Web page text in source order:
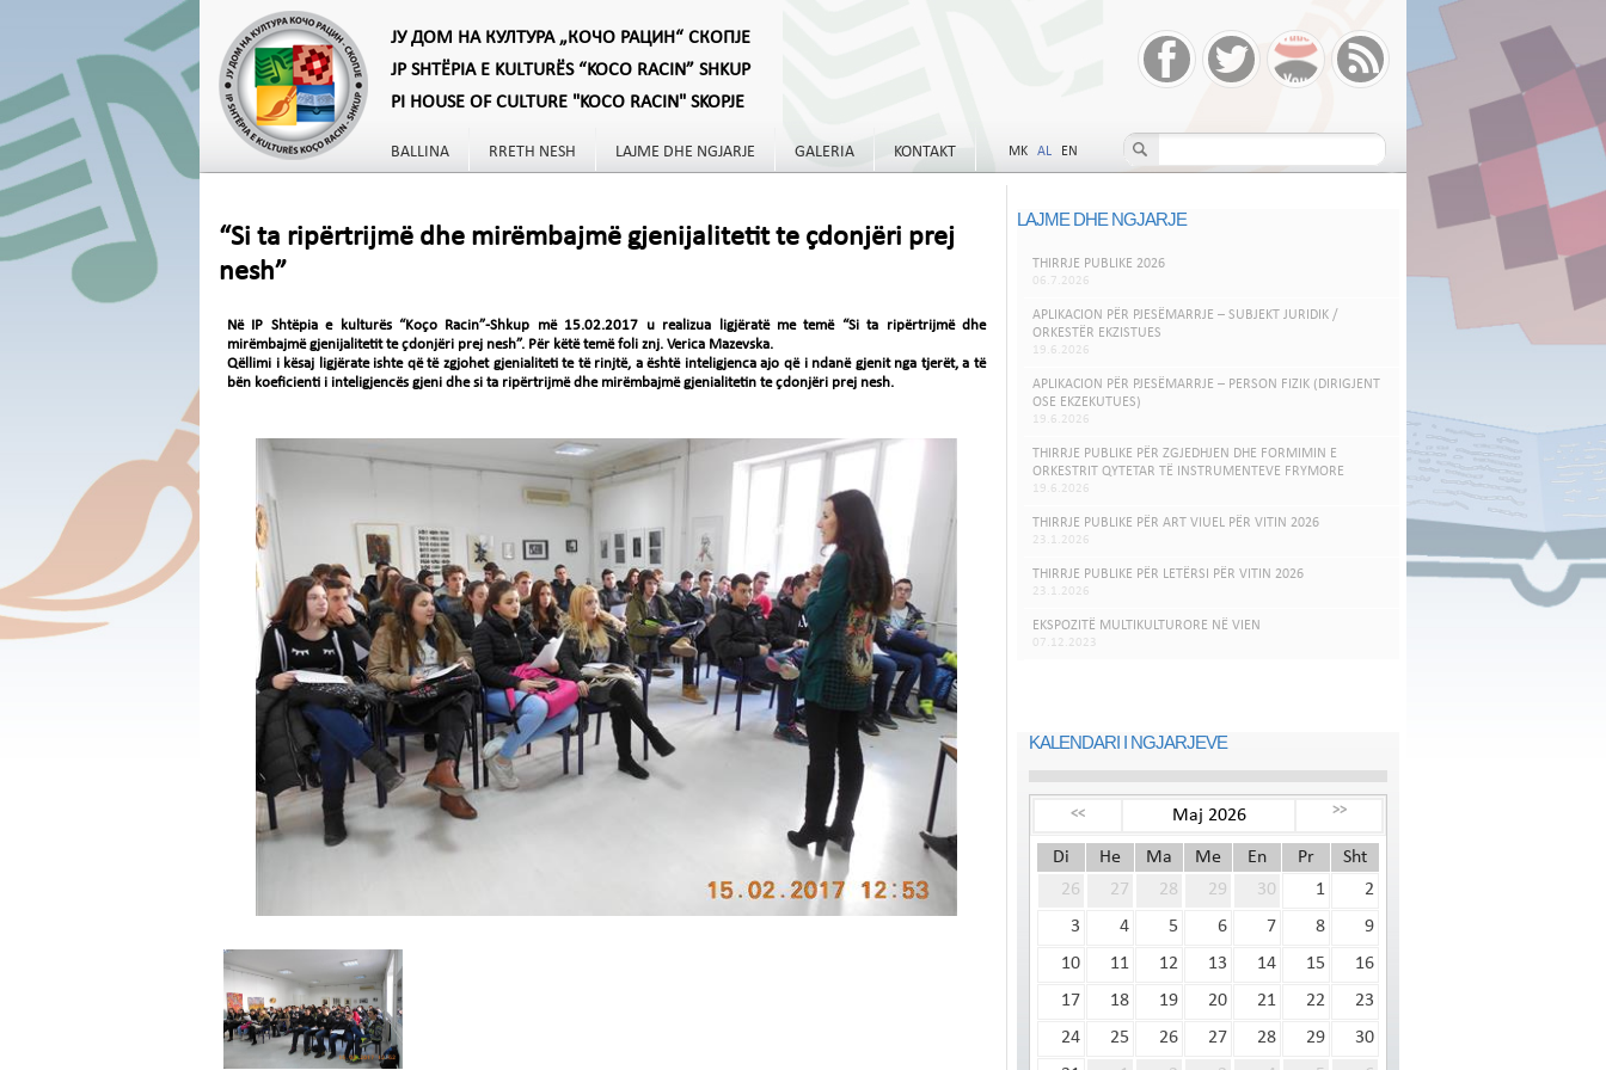
ЈУ ДОМ НА КУЛТУРА „КОЧО РАЦИН“ СКОПЈЕ
JP SHTËPIA E KULTURËS “KOCO RACIN” SHKUP
PI HOUSE OF CULTURE "KOCO RACIN" SKOPJE
BALLINA RRETH NESH LAJME DHE NGJARJE GALERIA KONTAKT MK AL EN
“Si ta ripërtrijmë dhe mirëmbajmë gjenijalitetit te çdonjëri prej
nesh”
Në IP Shtëpia e kulturës “Koço Racin”-Shkup më 15.02.2017 u realizua ligjëratë me temë “Si ta ripërtrijmë dhe
mirëmbajmë gjenijalitetit te çdonjëri prej nesh”. Për këtë temë foli znj. Verica Mazevska.
Qëllimi i kësaj ligjërate ishte që të zgjohet gjenialiteti te të rinjtë, a është inteligjenca ajo që i ndanë gjenit nga tjerët, a të
bën koeficienti i inteligjencës gjeni dhe si ta ripërtrijmë dhe mirëmbajmë gjenialitetin te çdonjëri prej nesh.
LAJME DHE NGJARJE
THIRRJE PUBLIKE 2026
06.7.2026
APLIKACION PËR PJESËMARRJE – SUBJEKT JURIDIK /
ORKESTËR EKZISTUES
19.6.2026
APLIKACION PËR PJESËMARRJE – PERSON FIZIK (DIRIGJENT
OSE EKZEKUTUES)
19.6.2026
THIRRJE PUBLIKE PËR ZGJEDHJEN DHE FORMIMIN E
ORKESTRIT QYTETAR TË INSTRUMENTEVE FRYMORE
19.6.2026
THIRRJE PUBLIKE PËR ART VIUEL PËR VITIN 2026
23.1.2026
THIRRJE PUBLIKE PËR LETËRSI PËR VITIN 2026
23.1.2026
EKSPOZITË MULTIKULTURORE NË VIEN
07.12.2023
KALENDARI I NGJARJEVE
<< Maj 2026 >>
Di He Ma Me En Pr
Sht
26
27 28 29 30 1
2
3
4 5 6 7 8
9
10
11 12 13 14 15
16
17
18 19 20 21 22
23
24
25 26 27 28 29
30